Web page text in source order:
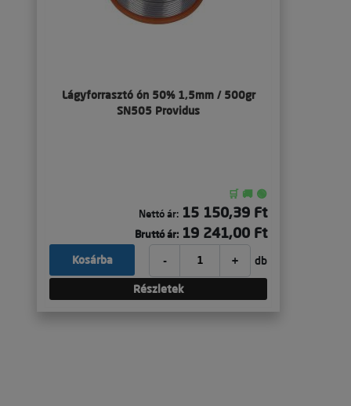
Lágyforrasztó ón 50% 1,5mm / 500gr
SN505 Providus
🛒 🚚 🟢
Nettó ár: 15 150,39 Ft
Bruttó ár: 19 241,00 Ft
- + db
Kosárba
Részletek